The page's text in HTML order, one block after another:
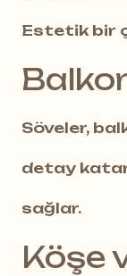
Estetik bir
Söveler,
detay
sağlar.
Köşe